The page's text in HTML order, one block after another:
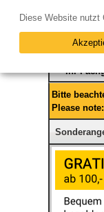
Ihr
Bitte
Please
Diese Website nutzt